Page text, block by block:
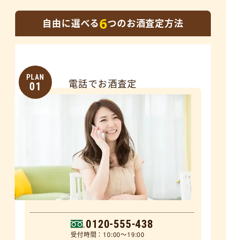
自由に選べる6つのお酒査定方法
PLAN
01 電話でお酒査定
0120-555-438
受付時間：10:00～19:00